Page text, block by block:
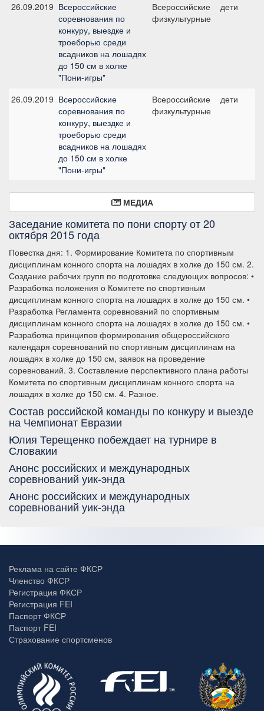
26.09.2019 Всероссийские
соревнования по
конкуру, выездке и
троеборью среди
всадников на лошадях
до 150 см в холке
"Пони-игры"
Всероссийские
физкультурные
дети
26.09.2019 Всероссийские
соревнования по
конкуру, выездке и
троеборью среди
всадников на лошадях
до 150 см в холке
"Пони-игры"
Всероссийские
физкультурные
дети
МЕДИА
Заседание комитета по пони спорту от 20
октября 2015 года
Повестка дня: 1. Формирование Комитета по спортивным
дисциплинам конного спорта на лошадях в холке до 150 см. 2.
Создание рабочих групп по подготовке следующих вопросов: •
Разработка положения о Комитете по спортивным
дисциплинам конного спорта на лошадях в холке до 150 см. •
Разработка Регламента соревнований по спортивным
дисциплинам конного спорта на лошадях в холке до 150 см. •
Разработка принципов формирования общероссийского
календаря соревнований по спортивным дисциплинам на
лошадях в холке до 150 см, заявок на проведение
соревнований. 3. Составление перспективного плана работы
Комитета по спортивным дисциплинам конного спорта на
лошадях в холке до 150 см. 4. Разное.
Состав российской команды по конкуру и выезде
на Чемпионат Евразии
Юлия Терещенко побеждает на турнире в
Словакии
Анонс российских и международных
соревнований уик-энда
Анонс российских и международных
соревнований уик-энда
Реклама на сайте ФКСР
Членство ФКСР
Регистрация ФКСР
Регистрация FEI
Паспорт ФКСР
Паспорт FEI
Страхование спортсменов